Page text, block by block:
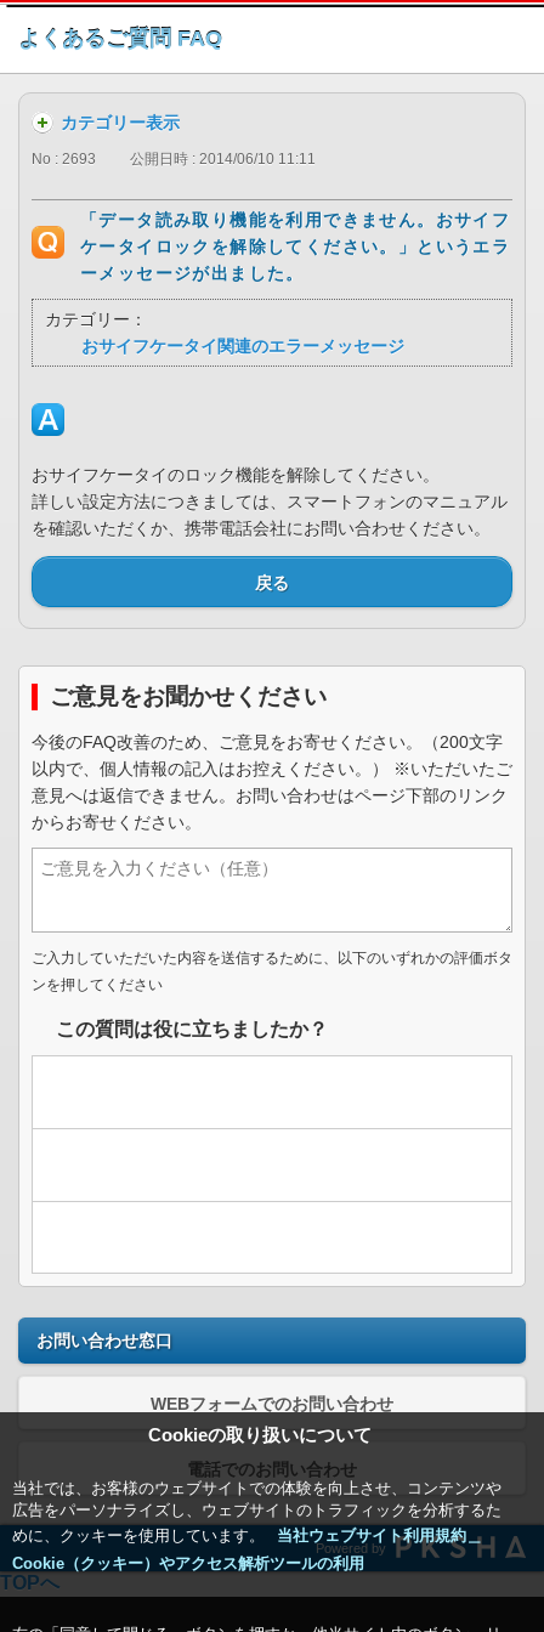
このページの本文へ
よくあるご質問 FAQ
Cookieの取り扱いについて
当社では、お客様のウェブサイトでの体験を向上させ、コンテンツや
広告をパーソナライズし、ウェブサイトのトラフィックを分析するた
めに、クッキーを使用しています。
当社ウェブサイト利用規約＿
Cookie（クッキー）やアクセス解析ツールの利用
カテゴリー表示
No : 2693 公開日時 : 2014/06/10 11:11
「データ読み取り機能を利用できません。おサイフ
ケータイロックを解除してください。」というエラ
ーメッセージが出ました。
カテゴリー：
おサイフケータイ関連のエラーメッセージ
おサイフケータイのロック機能を解除してください。
詳しい設定方法につきましては、スマートフォンのマニュアル
を確認いただくか、携帯電話会社にお問い合わせください。
戻る
ご意見をお聞かせください
今後のFAQ改善のため、ご意見をお寄せください。（200文字
以内で、個人情報の記入はお控えください。） ※いただいたご
意見へは返信できません。お問い合わせはページ下部のリンク
からお寄せください。
ご入力していただいた内容を送信するために、以下のいずれかの評価ボタ
ンを押してください
この質問は役に立ちましたか？
お問い合わせ窓口
WEBフォームでのお問い合わせ
電話でのお問い合わせ
Powered by
TOPへ